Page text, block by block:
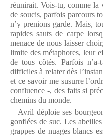
réunirait. Vois-tu, comme la
de soucis, parfois parcours
n’y prenions garde. Mais,
rapides sauts de carpe
menace de nous laisser
limite des métaphores, leur
de tous côtés. Parfois
difficiles à relater dès
et ce savoir me susurre
confluence -, des faits si
chemins du monde.
Avril déploie ses
gonflées de suc. Les
grappes de nuages blancs